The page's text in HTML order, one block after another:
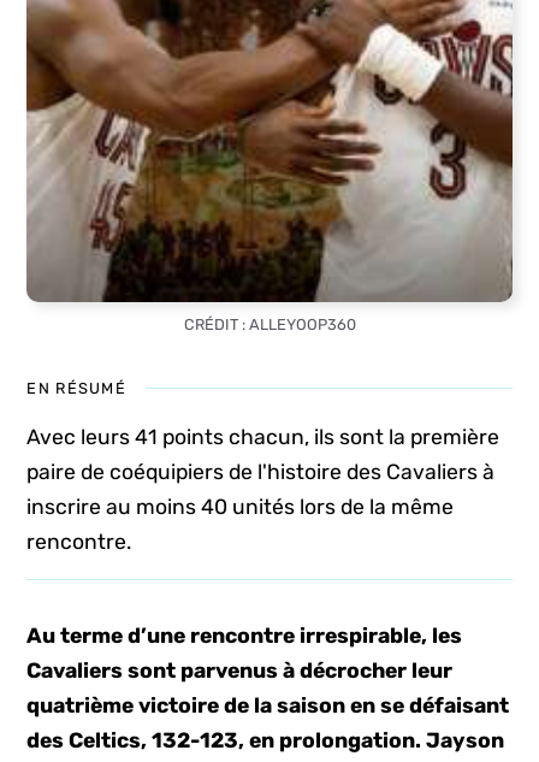
CRÉDIT : ALLEYOOP360
EN RÉSUMÉ
Avec leurs 41 points chacun, ils sont la première
paire de coéquipiers de l'histoire des Cavaliers à
inscrire au moins 40 unités lors de la même
rencontre.
Au terme d’une rencontre irrespirable, les
Cavaliers sont parvenus à décrocher leur
quatrième victoire de la saison en se défaisant
des Celtics, 132-123, en prolongation. Jayson